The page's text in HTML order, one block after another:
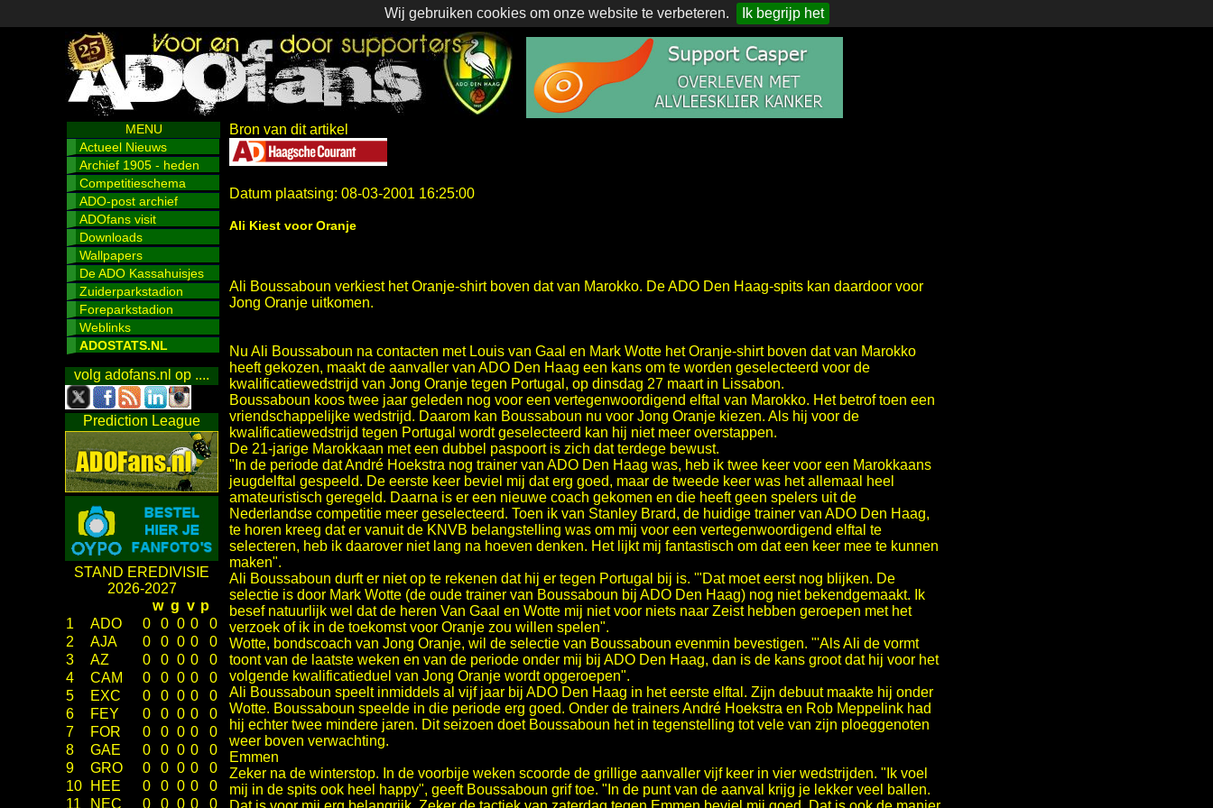
Wij gebruiken cookies om onze website te verbeteren. Ik begrijp het
MENU
Actueel Nieuws
Archief 1905 - heden
Competitieschema
ADO-post archief
ADOfans visit
Downloads
Wallpapers
De ADO Kassahuisjes
Zuiderparkstadion
Foreparkstadion
Weblinks
ADOSTATS.NL
volg adofans.nl op ....
Prediction League
STAND EREDIVISIE
2026-2027
w g v p
1
ADO 0 0 0 0
0
2
AJA 0 0 0 0
0
3
AZ 0 0 0 0
0
4
CAM 0 0 0 0
0
5
EXC 0 0 0 0
0
6
FEY 0 0 0 0
0
7
FOR 0 0 0 0
0
8
GAE 0 0 0 0
0
9
GRO 0 0 0 0
0
10
HEE 0 0 0 0
0
11
NEC 0 0 0 0 0
Bron van dit artikel
Datum plaatsing: 08-03-2001 16:25:00
Ali Kiest voor Oranje
Ali Boussaboun verkiest het Oranje-shirt boven dat van Marokko. De ADO Den Haag-spits kan daardoor voor
Jong Oranje uitkomen.
Nu Ali Boussaboun na contacten met Louis van Gaal en Mark Wotte het Oranje-shirt boven dat van Marokko
heeft gekozen, maakt de aanvaller van ADO Den Haag een kans om te worden geselecteerd voor de
kwalificatiewedstrijd van Jong Oranje tegen Portugal, op dinsdag 27 maart in Lissabon.
Boussaboun koos twee jaar geleden nog voor een vertegenwoordigend elftal van Marokko. Het betrof toen een
vriendschappelijke wedstrijd. Daarom kan Boussaboun nu voor Jong Oranje kiezen. Als hij voor de
kwalificatiewedstrijd tegen Portugal wordt geselecteerd kan hij niet meer overstappen.
De 21-jarige Marokkaan met een dubbel paspoort is zich dat terdege bewust.
"In de periode dat André Hoekstra nog trainer van ADO Den Haag was, heb ik twee keer voor een Marokkaans
jeugdelftal gespeeld. De eerste keer beviel mij dat erg goed, maar de tweede keer was het allemaal heel
amateuristisch geregeld. Daarna is er een nieuwe coach gekomen en die heeft geen spelers uit de
Nederlandse competitie meer geselecteerd. Toen ik van Stanley Brard, de huidige trainer van ADO Den Haag,
te horen kreeg dat er vanuit de KNVB belangstelling was om mij voor een vertegenwoordigend elftal te
selecteren, heb ik daarover niet lang na hoeven denken. Het lijkt mij fantastisch om dat een keer mee te kunnen
maken".
Ali Boussaboun durft er niet op te rekenen dat hij er tegen Portugal bij is. '"Dat moet eerst nog blijken. De
selectie is door Mark Wotte (de oude trainer van Boussaboun bij ADO Den Haag) nog niet bekendgemaakt. Ik
besef natuurlijk wel dat de heren Van Gaal en Wotte mij niet voor niets naar Zeist hebben geroepen met het
verzoek of ik in de toekomst voor Oranje zou willen spelen".
Wotte, bondscoach van Jong Oranje, wil de selectie van Boussaboun evenmin bevestigen. "'Als Ali de vormt
toont van de laatste weken en van de periode onder mij bij ADO Den Haag, dan is de kans groot dat hij voor het
volgende kwalificatieduel van Jong Oranje wordt opgeroepen".
Ali Boussaboun speelt inmiddels al vijf jaar bij ADO Den Haag in het eerste elftal. Zijn debuut maakte hij onder
Wotte. Boussaboun speelde in die periode erg goed. Onder de trainers André Hoekstra en Rob Meppelink had
hij echter twee mindere jaren. Dit seizoen doet Boussaboun het in tegenstelling tot vele van zijn ploeggenoten
weer boven verwachting.
Emmen
Zeker na de winterstop. In de voorbije weken scoorde de grillige aanvaller vijf keer in vier wedstrijden. "Ik voel
mij in de spits ook heel happy", geeft Boussaboun grif toe. "In de punt van de aanval krijg je lekker veel ballen.